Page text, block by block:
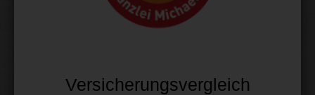
Versicherungsvergleich